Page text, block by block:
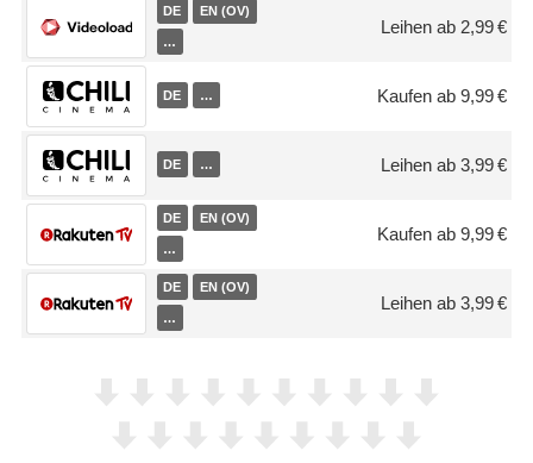
DE EN (OV)
…
Leihen ab 2,99 €
DE … Kaufen ab 9,99 €
DE … Leihen ab 3,99 €
DE EN (OV)
…
Kaufen ab 9,99 €
DE EN (OV)
…
Leihen ab 3,99 €